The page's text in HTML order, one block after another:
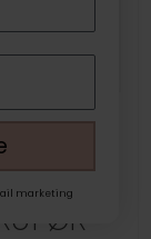
marketing